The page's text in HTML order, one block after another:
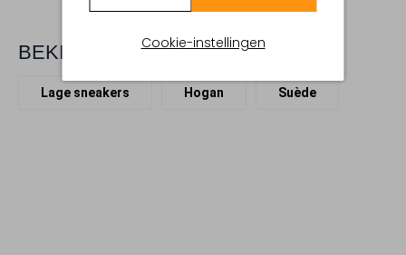
Cookie-instellingen
BEKIJK MEER
Lage sneakers Hogan Suède